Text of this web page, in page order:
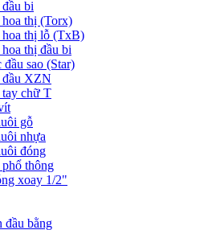
bi
thị (Torx)
thị lỗ (TxB)
thị đầu bi
sao (Star)
đầu XZN
chữ T
gỗ
nhựa
đóng
thông
xoay 1/2"
đầu bằng